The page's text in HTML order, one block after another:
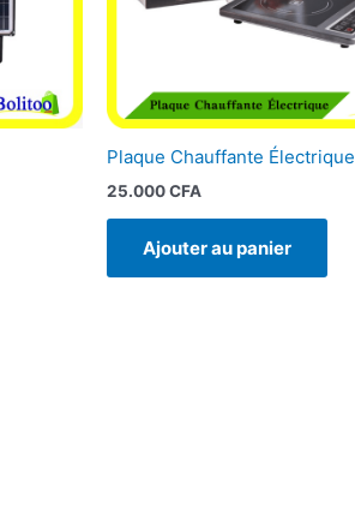
Plaque Chauffante Électrique
25.000CFA
Ajouter au panier